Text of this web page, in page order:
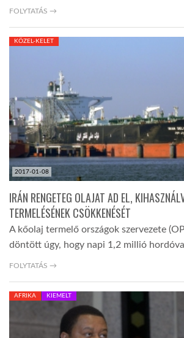
DOBRAVERO.HU
LATIMO.HU
GLOBOBOOK
FOLYTATÁS →
2017-01-08
KÖZEL-KELET
IRÁN RENGETEG OLAJAT AD EL,
TERMELÉSÉNEK CSÖKKENÉSÉT
A kőolaj termelő országok szervezete
döntött úgy, hogy napi 1,2 millió
FOLYTATÁS →
AFRIKA KIEMELT